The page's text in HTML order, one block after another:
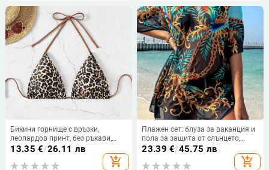
Бикини горнище с връзки,
леопардов принт, без ръкави,
полиестер, подплънки за бюста
13.35 €/26.11 лв
add_shopping_cart
Плажен сет: блуза за ваканция и
пола за защита от слънцето,
полупрозрачна мрежеста тъкан,
градиентен модел, полиестер 95%
с подплата от спандекс 5%, без
23.39 €/45.75 лв
add_shopping_cart